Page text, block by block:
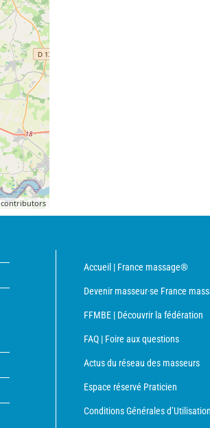
contributors
Accueil | France massage®
Devenir masseur·se France
FFMBE | Découvrir la fédération
FAQ | Foire aux questions
Actus du réseau des masseurs
Espace réservé Praticien
Conditions Générales d’Utilisation